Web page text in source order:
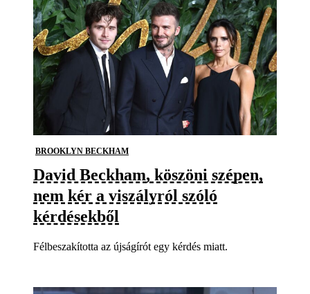
BROOKLYN BECKHAM
David Beckham, köszöni szépen,
nem kér a viszályról szóló
kérdésekből
Félbeszakította az újságírót egy kérdés miatt.